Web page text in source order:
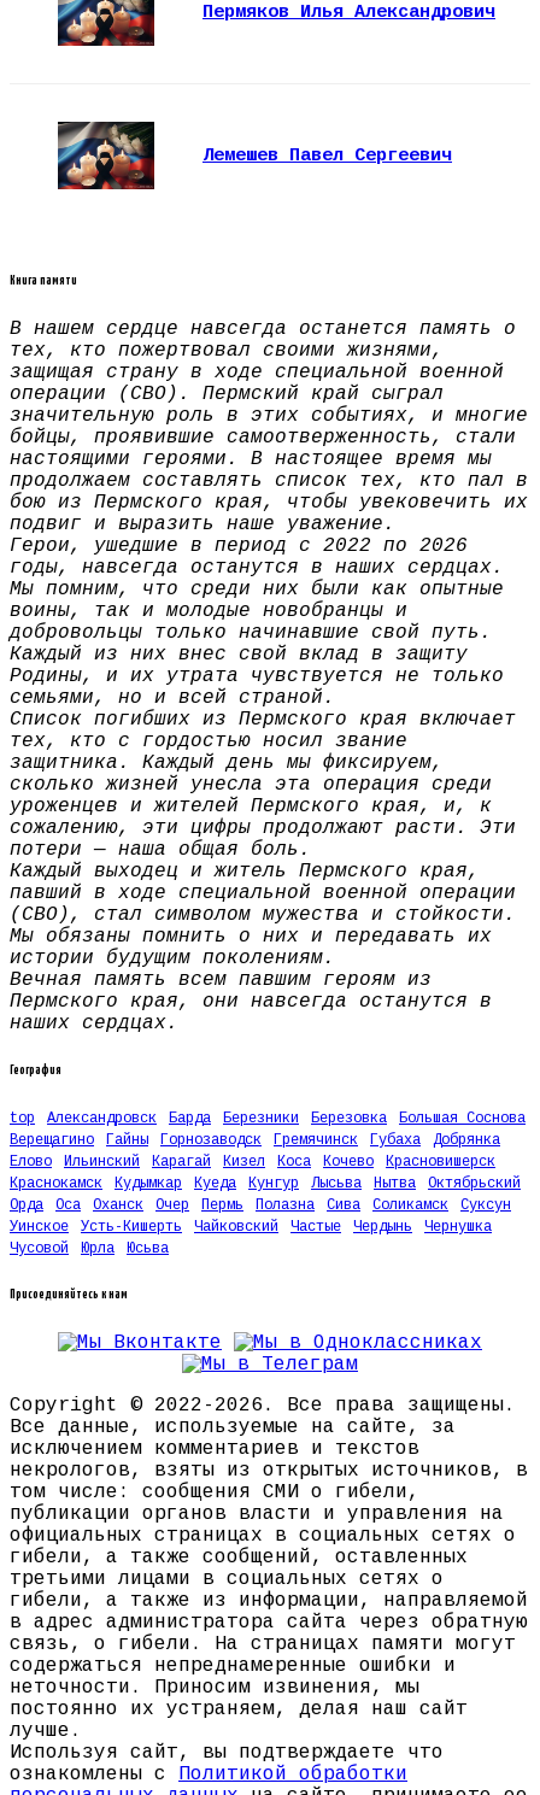
Пермяков Илья Александрович
Лемешев Павел Сергеевич
Книга памяти
В нашем сердце навсегда останется память о
тех, кто пожертвовал своими жизнями,
защищая страну в ходе специальной военной
операции (СВО). Пермский край сыграл
значительную роль в этих событиях, и многие
бойцы, проявившие самоотверженность, стали
настоящими героями. В настоящее время мы
продолжаем составлять список тех, кто пал в
бою из Пермского края, чтобы увековечить их
подвиг и выразить наше уважение.
Герои, ушедшие в период с 2022 по 2026
годы, навсегда останутся в наших сердцах.
Мы помним, что среди них были как опытные
воины, так и молодые новобранцы и
добровольцы только начинавшие свой путь.
Каждый из них внес свой вклад в защиту
Родины, и их утрата чувствуется не только
семьями, но и всей страной.
Список погибших из Пермского края включает
тех, кто с гордостью носил звание
защитника. Каждый день мы фиксируем,
сколько жизней унесла эта операция среди
уроженцев и жителей Пермского края, и, к
сожалению, эти цифры продолжают расти. Эти
потери — наша общая боль.
Каждый выходец и житель Пермского края,
павший в ходе специальной военной операции
(СВО), стал символом мужества и стойкости.
Мы обязаны помнить о них и передавать их
истории будущим поколениям.
Вечная память всем павшим героям из
Пермского края, они навсегда останутся в
наших сердцах.
География
top Александровск Барда Березники Березовка
Большая Соснова
Верещагино
Гайны Горнозаводск Гремячинск Губаха
Добрянка
Елово
Ильинский Карагай Кизел Коса Кочево
Красновишерск
Краснокамск
Кудымкар Куеда Кунгур Лысьва Нытва
Октябрьский
Орда
Оса Оханск Очер Пермь Полазна Сива Соликамск
Суксун
Уинское
Усть-Кишерть Чайковский Частые Чердынь
Чернушка
Чусовой
Юрла Юсьва
Присоединяйтесь к нам
Copyright © 2022-2026. Все права защищены.
Все данные, используемые на сайте, за
исключением комментариев и текстов
некрологов, взяты из открытых источников, в
том числе: сообщения СМИ о гибели,
публикации органов власти и управления на
официальных страницах в социальных сетях о
гибели, а также сообщений, оставленных
третьими лицами в социальных сетях о
гибели, а также из информации, направляемой
в адрес администратора сайта через обратную
связь, о гибели. На страницах памяти могут
содержаться непреднамеренные ошибки и
неточности. Приносим извинения, мы
постоянно их устраняем, делая наш сайт
лучше.
Используя сайт, вы подтверждаете что
ознакомлены с Политикой обработки